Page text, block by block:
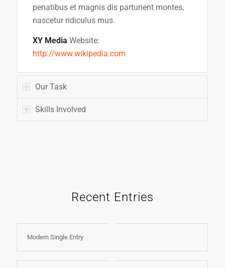
penatibus et magnis dis parturient montes,
nascetur ridiculus mus.
XY Media Website:
http://www.wikipedia.com
Our Task
Skills Involved
Recent Entries
Modern Single Entry